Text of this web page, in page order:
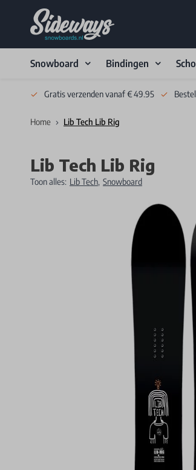
Snowboard Bindingen
Gratis verzenden vanaf € 49.95
Home Lib Tech Lib Rig
Lib Tech Lib Rig
Toon alles: Lib Tech, Snowboard